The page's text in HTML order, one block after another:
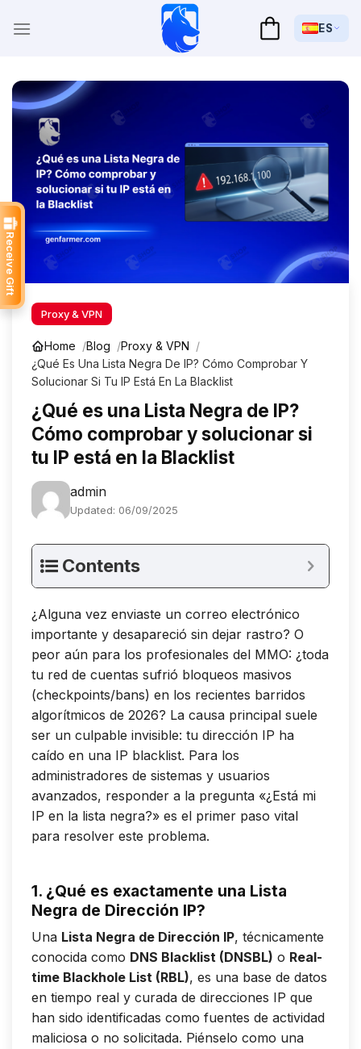
ES
Proxy & VPN
Home Blog
Proxy & VPN
¿Qué Es Una Lista Negra De IP? Cómo Comprobar Y
Solucionar Si Tu IP Está En La Blacklist
¿Qué es una Lista Negra de IP?
Cómo comprobar y solucionar si
tu IP está en la Blacklist
admin
Updated: 06/09/2025
Contents
¿Alguna vez enviaste un correo electrónico
importante y desapareció sin dejar rastro? O
peor aún para los profesionales del MMO: ¿toda
tu red de cuentas sufrió bloqueos masivos
(checkpoints/bans) en los recientes barridos
algorítmicos de 2026? La causa principal suele
ser un culpable invisible: tu dirección IP ha
caído en una IP blacklist. Para los
administradores de sistemas y usuarios
avanzados, responder a la pregunta «¿Está mi
IP en la lista negra?» es el primer paso vital
para resolver este problema.
1. ¿Qué es exactamente una Lista
Negra de Dirección IP?
Una Lista Negra de Dirección IP, técnicamente
conocida como DNS Blacklist (DNSBL) o Real-
time Blackhole List (RBL), es una base de datos
en tiempo real y curada de direcciones IP que
han sido identificadas como fuentes de actividad
maliciosa o no solicitada. Piénselo como una
Receive Gift